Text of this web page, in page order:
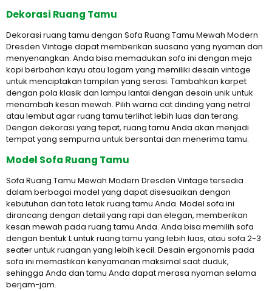
Dekorasi Ruang Tamu
Dekorasi ruang tamu dengan Sofa Ruang Tamu Mewah Modern
Dresden Vintage dapat memberikan suasana yang nyaman dan
menyenangkan. Anda bisa memadukan sofa ini dengan meja
kopi berbahan kayu atau logam yang memiliki desain vintage
untuk menciptakan tampilan yang serasi. Tambahkan karpet
dengan pola klasik dan lampu lantai dengan desain unik untuk
menambah kesan mewah. Pilih warna cat dinding yang netral
atau lembut agar ruang tamu terlihat lebih luas dan terang.
Dengan dekorasi yang tepat, ruang tamu Anda akan menjadi
tempat yang sempurna untuk bersantai dan menerima tamu.
Model Sofa Ruang Tamu
Sofa Ruang Tamu Mewah Modern Dresden Vintage tersedia
dalam berbagai model yang dapat disesuaikan dengan
kebutuhan dan tata letak ruang tamu Anda. Model sofa ini
dirancang dengan detail yang rapi dan elegan, memberikan
kesan mewah pada ruang tamu Anda. Anda bisa memilih sofa
dengan bentuk L untuk ruang tamu yang lebih luas, atau sofa 2-3
seater untuk ruangan yang lebih kecil. Desain ergonomis pada
sofa ini memastikan kenyamanan maksimal saat duduk,
sehingga Anda dan tamu Anda dapat merasa nyaman selama
berjam-jam.